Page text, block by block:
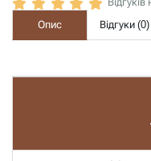
Опис
Відгуки (0)